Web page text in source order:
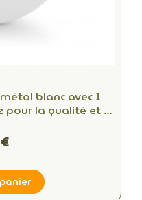
blanc avec 1
pour la qualité et le